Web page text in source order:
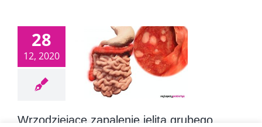
28
12, 2020
Wrzodziejące zapalenie jelita grubego